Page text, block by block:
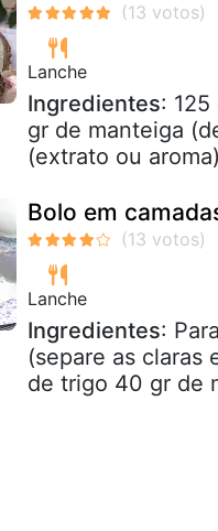
Lanche
Ingredientes:
gr de manteiga
(extrato ou
Bolo em
Lanche
Ingredientes:
(separe as claras
de trigo 40 gr de